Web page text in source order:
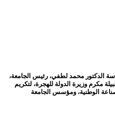
الدكتور محمد لطفي، رئيس الجامعة،
مكرم وزيرة الدولة للهجرة، لتكريم
الوطنية، ومؤسس الجامعة